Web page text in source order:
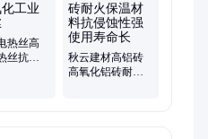
、阻火包
热丝高
丝抗氧
秋云建材高铝砖
高氧化铝砖耐火